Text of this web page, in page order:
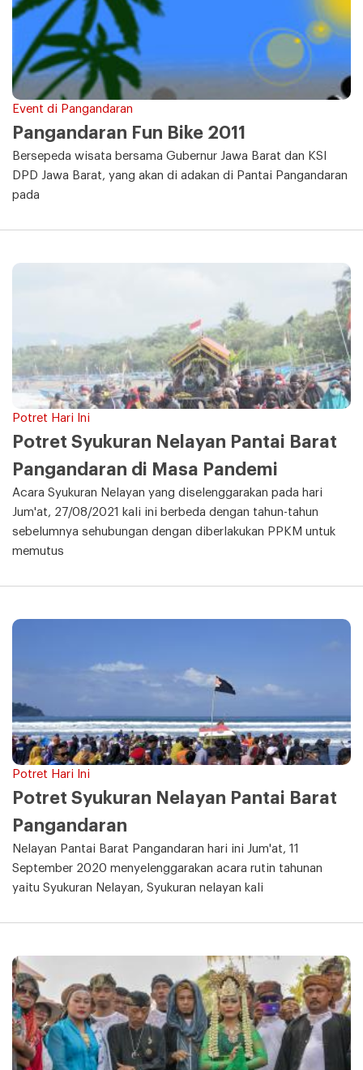
Event di Pangandaran
Pangandaran Fun Bike 2011
Bersepeda wisata bersama Gubernur Jawa Barat dan KSI
DPD Jawa Barat, yang akan di adakan di Pantai Pangandaran
pada
Potret Hari Ini
Potret Syukuran Nelayan Pantai Barat
Pangandaran di Masa Pandemi
Acara Syukuran Nelayan yang diselenggarakan pada hari
Jum'at, 27/08/2021 kali ini berbeda dengan tahun-tahun
sebelumnya sehubungan dengan diberlakukan PPKM untuk
memutus
Potret Hari Ini
Potret Syukuran Nelayan Pantai Barat
Pangandaran
Nelayan Pantai Barat Pangandaran hari ini Jum'at, 11
September 2020 menyelenggarakan acara rutin tahunan
yaitu Syukuran Nelayan, Syukuran nelayan kali